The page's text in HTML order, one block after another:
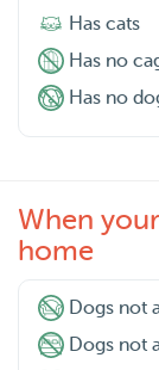
Has cats
Has no
Has no
When
home
Dogs not
Dogs not